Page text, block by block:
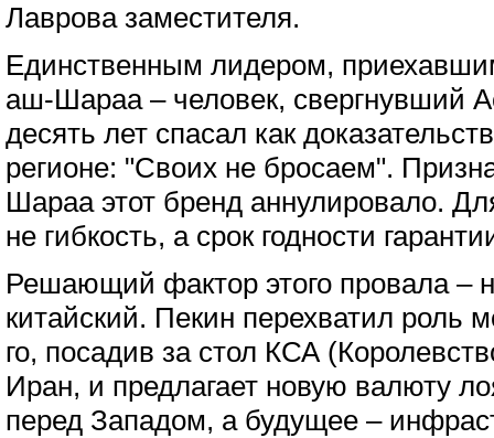
Лаврова заместителя.
Единственным лидером,
аш-Шараа – человек, свергнувший
десять лет спасал как
регионе: "Своих не бросаем".
Шараа этот бренд аннулировало.
не гибкость, а срок годности
Решающий фактор этого провала –
китайский. Пекин перехватил роль
го, посадив за стол КСА
Иран, и предлагает новую валюту
перед Западом, а будущее –